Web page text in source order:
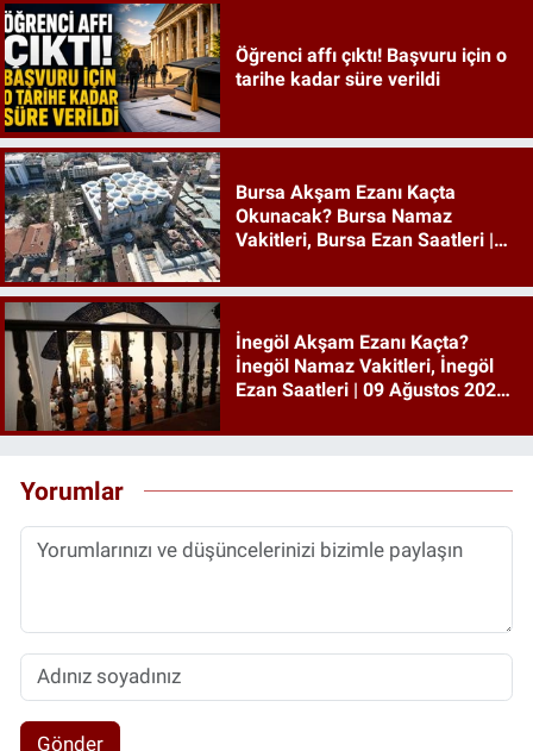
Öğrenci affı çıktı! Başvuru için o
tarihe kadar süre verildi
Bursa Akşam Ezanı Kaçta
Okunacak? Bursa Namaz
Vakitleri, Bursa Ezan Saatleri |
İnegöl Akşam Ezanı Kaçta?
İnegöl Namaz Vakitleri, İnegöl
Ezan Saatleri | 09 Ağustos 2026
Yorumlar
Gönder